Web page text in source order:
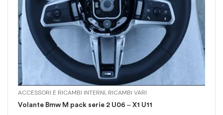
ACCESSORI E RICAMBI INTERNI, RICAMBI VARI
Volante Bmw M pack serie 2 U06 – X1 U11